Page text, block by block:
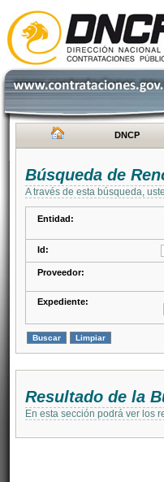
DNCP
Búsqueda de
A través de esta búsqueda,
Entidad:
Id:
Proveedor:
Expediente:
Resultado de la
En esta sección podrá ver los